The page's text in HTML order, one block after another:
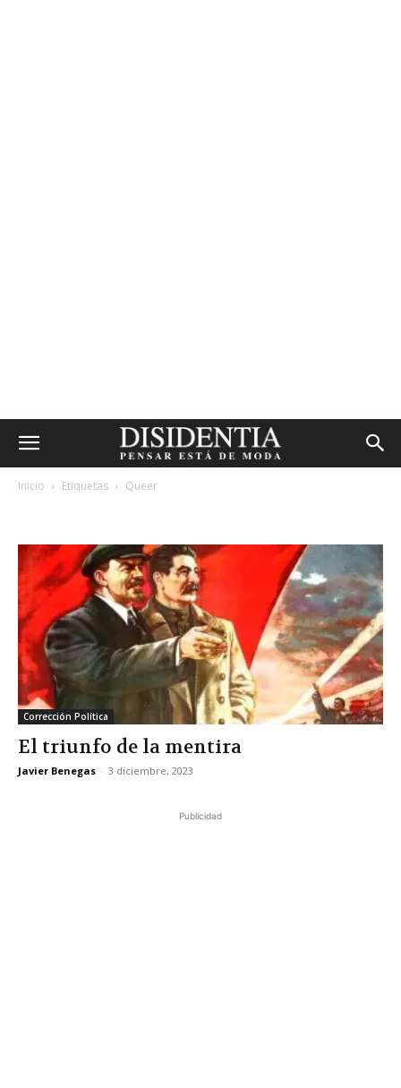
Inicio Etiquetas Queer
Corrección Política
El triunfo de la mentira
Javier Benegas - 3 diciembre, 2023
Publicidad